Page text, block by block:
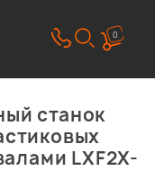
0
станок
LXF2X-